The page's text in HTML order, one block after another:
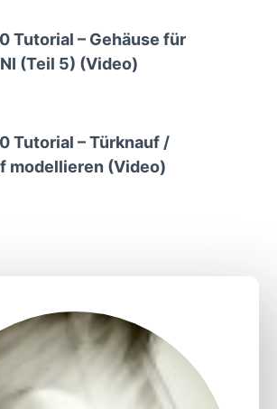
Tutorial – Gehäuse für
(Teil 5) (Video)
Tutorial – Türknauf /
modellieren (Video)